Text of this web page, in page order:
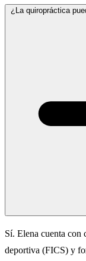
¿La quiropráctica
Sí. Elena cuenta
deportiva (FICS) y